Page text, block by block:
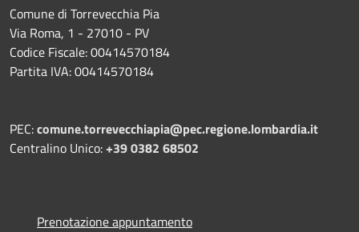
Comune di Torrevecchia Pia
Via Roma, 1 - 27010 - PV
Codice Fiscale: 00414570184
Partita IVA: 00414570184
PEC:comune.torrevecchiapia@pec.regione.lombardia.it
Centralino Unico:+39 0382 68502
Prenotazione appuntamento